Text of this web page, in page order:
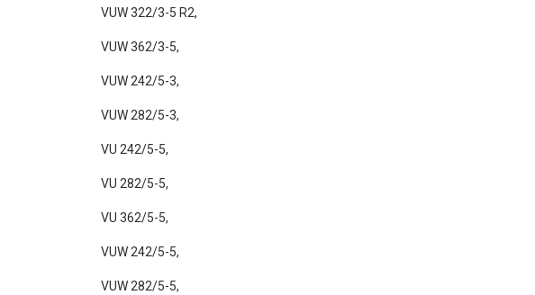
VUW 322/3-5 R2,
VUW 362/3-5,
VUW 242/5-3,
VUW 282/5-3,
VU 242/5-5,
VU 282/5-5,
VU 362/5-5,
VUW 242/5-5,
VUW 282/5-5,